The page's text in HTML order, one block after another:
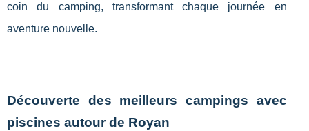
coin du camping, transformant chaque journée en
aventure nouvelle.
Découverte des meilleurs campings avec
piscines autour de Royan